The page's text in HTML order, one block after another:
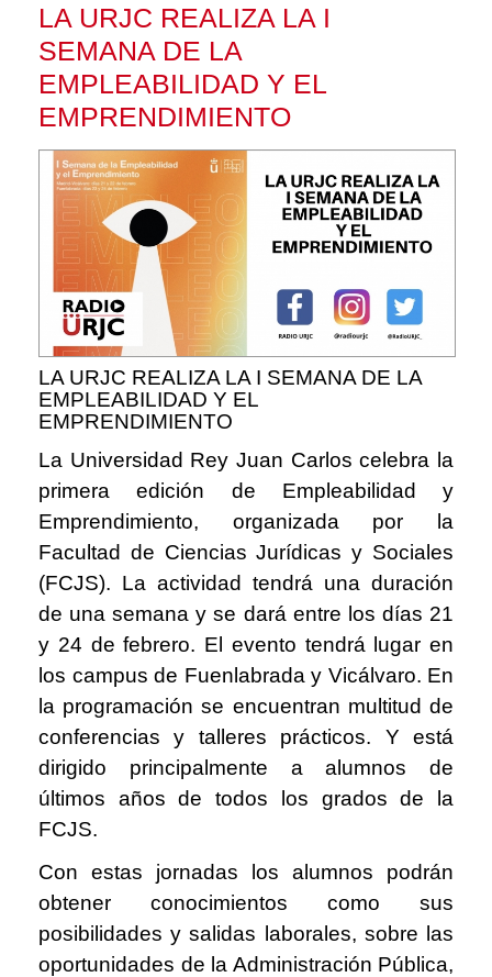
LA URJC REALIZA LA I
SEMANA DE LA
EMPLEABILIDAD Y EL
EMPRENDIMIENTO
LA URJC REALIZA LA I SEMANA DE LA
EMPLEABILIDAD Y EL
EMPRENDIMIENTO
La Universidad Rey Juan Carlos celebra la
primera edición de Empleabilidad y
Emprendimiento, organizada por la
Facultad de Ciencias Jurídicas y Sociales
(FCJS). La actividad tendrá una duración
de una semana y se dará entre los días 21
y 24 de febrero. El evento tendrá lugar en
los campus de Fuenlabrada y Vicálvaro. En
la programación se encuentran multitud de
conferencias y talleres prácticos. Y está
dirigido principalmente a alumnos de
últimos años de todos los grados de la
FCJS.
Con estas jornadas los alumnos podrán
obtener conocimientos como sus
posibilidades y salidas laborales, sobre las
oportunidades de la Administración Pública,